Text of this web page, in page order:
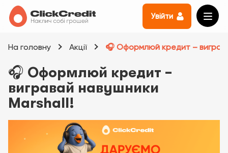
Увійти
На головну Акції 🎧 Оформлюй кредит –
🎧 Оформлюй кредит –
вигравай навушники
Marshall!